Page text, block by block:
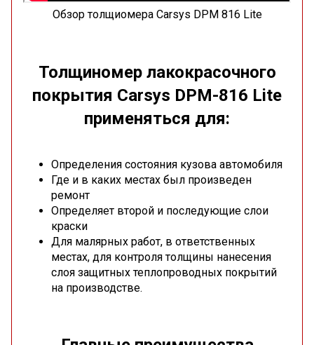
Обзор толщиомера Carsys DPM 816 Lite
Толщиномер лакокрасочного
покрытия Carsys DPM-816 Lite
применяться для:
Определения состояния кузова автомобиля
Где и в каких местах был произведен
ремонт
Определяет второй и последующие слои
краски
Для малярных работ, в ответственных
местах, для контроля толщины нанесения
слоя защитных теплопроводных покрытий
на производстве.